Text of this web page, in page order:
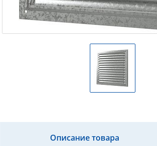
Описание товара